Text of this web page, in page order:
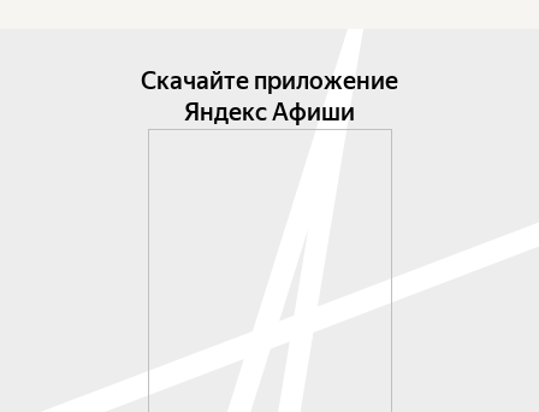
Скачайте приложение
Яндекс Афиши